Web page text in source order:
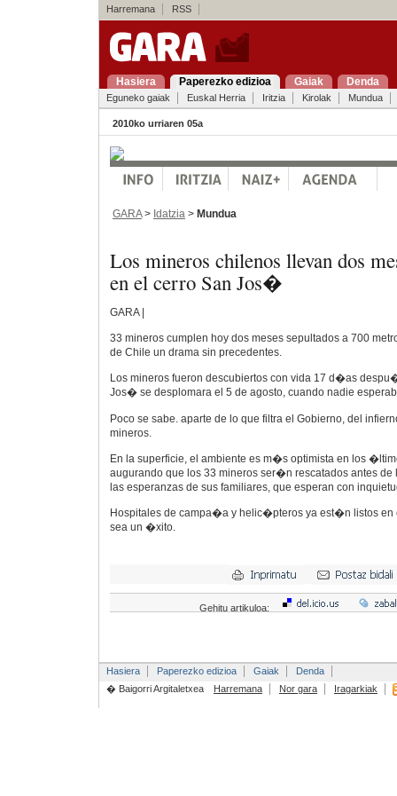
Harremana RSS
Hasiera Paperezko edizioa Gaiak Denda
Eguneko gaiak Euskal Herria Iritzia Kirolak Mundua
2010ko urriaren 05a
GARA> Idatzia > Mundua
Los mineros chilenos llevan dos
en el cerro San Jos�
GARA |
33 mineros cumplen hoy dos meses sepultados a 700
de Chile un drama sin precedentes.
Los mineros fueron descubiertos con vida 17 d�as
Jos� se desplomara el 5 de agosto, cuando nadie
Poco se sabe. aparte de lo que filtra el Gobierno, del
mineros.
En la superficie, el ambiente es m�s optimista en los
augurando que los 33 mineros ser�n rescatados antes de
las esperanzas de sus familiares, que esperan con
Hospitales de campa�a y helic�pteros ya est�n listos en
sea un �xito.
Gehitu artikuloa:
Hasiera Paperezko edizioa Gaiak
Denda
� Baigorri Argitaletxea
Harremana Nor gara Iragarkiak